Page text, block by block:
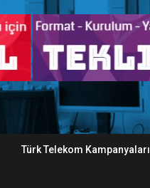
Türk Telekom Kampanyaları